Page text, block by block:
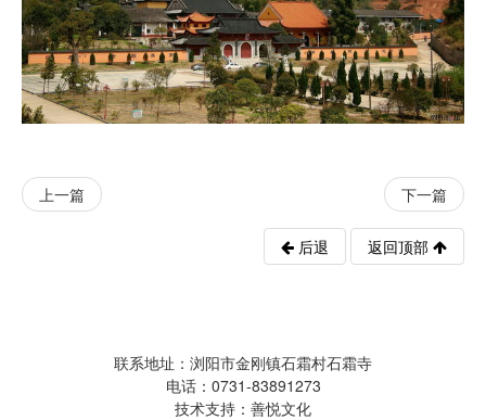
上一篇 下一篇
后退 返回顶部
联系地址：浏阳市金刚镇石霜村石霜寺
电话：0731-83891273
技术支持：善悦文化